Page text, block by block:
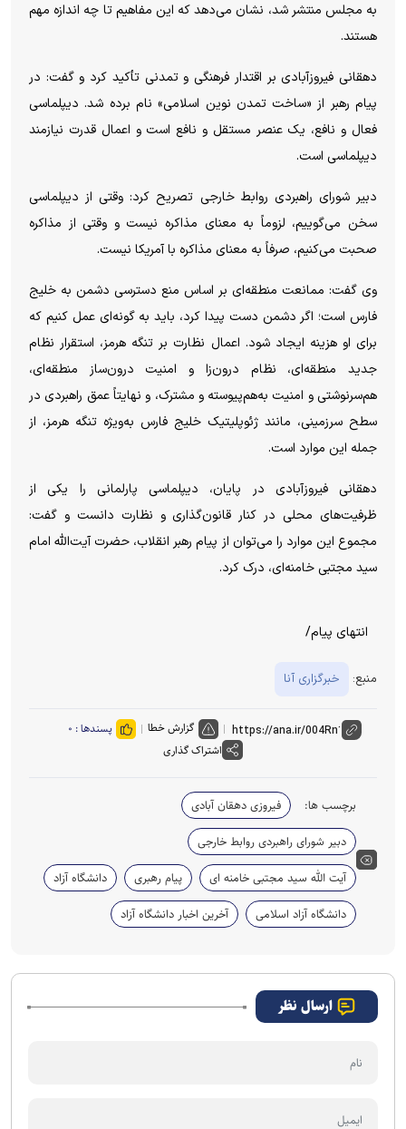
به مجلس منتشر شد، نشان می‌دهد که این مفاهیم تا چه اندازه مهم
هستند.
دهقانی فیروزآبادی بر اقتدار فرهنگی و تمدنی تأکید کرد و گفت: در
پیام رهبر از «ساخت تمدن نوین اسلامی» نام برده شد. دیپلماسی
فعال و نافع، یک عنصر مستقل و نافع است و اعمال قدرت نیازمند
دیپلماسی است.
دبیر شورای راهبردی روابط خارجی تصریح کرد: وقتی از دیپلماسی
سخن می‌گوییم، لزوماً به معنای مذاکره نیست و وقتی از مذاکره
صحبت می‌کنیم، صرفاً به معنای مذاکره با آمریکا نیست.
وی گفت: ممانعت منطقه‌ای بر اساس منع دسترسی دشمن به خلیج
فارس است؛ اگر دشمن دست پیدا کرد، باید به گونه‌ای عمل کنیم که
برای او هزینه ایجاد شود. اعمال نظارت بر تنگه هرمز، استقرار نظام
جدید منطقه‌ای، نظام درون‌زا و امنیت درون‌ساز منطقه‌ای،
هم‌سرنوشتی و امنیت به‌هم‌پیوسته و مشترک، و نهایتاً عمق راهبردی در
سطح سرزمینی، مانند ژئوپلیتیک خلیج فارس به‌ویژه تنگه هرمز، از
جمله این موارد است.
دهقانی فیروزآبادی در پایان، دیپلماسی پارلمانی را یکی از
ظرفیت‌های محلی در کنار قانون‌گذاری و نظارت دانست و گفت:
مجموع این موارد را می‌توان از پیام رهبر انقلاب، حضرت آیت‌الله امام
سید مجتبی خامنه‌ای، درک کرد.
انتهای پیام/
منبع: خبرگزاری آنا
گزارش خطا پسندها : ۰
اشتراک گذاری
برچسب ها:
فیروزی دهقان آبادی
دبیر شورای راهبردی روابط خارجی
آیت الله سید مجتبی خامنه ای
پیام رهبری
دانشگاه آزاد
دانشگاه آزاد اسلامی
آخرین اخبار دانشگاه آزاد
ارسال نظر